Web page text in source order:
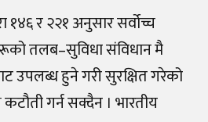
१४६ र २२१ अनुसार सर्वोच्च
तलब–सुविधा संविधान मै
उपलब्ध हुने गरी सुरक्षित गरेको
गर्न सक्दैन । भारतीय